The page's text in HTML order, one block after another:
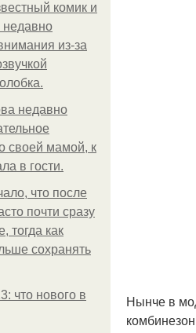
комик и
недавно
из-за
недавно
своей мамой, к
в гости.
что после
почти сразу
тогда как
сохранять
что нового в
Нынче в